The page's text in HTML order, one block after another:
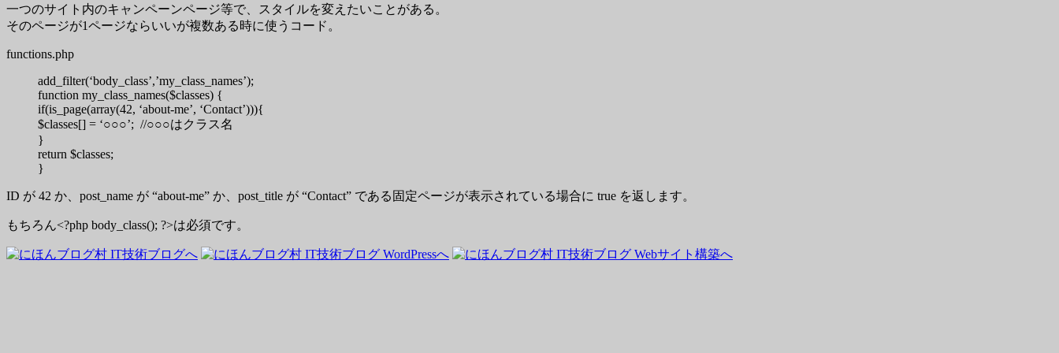
一つのサイト内のキャンペーンページ等で、スタイルを変えたいことがある。
そのページが1ページならいいが複数ある時に使うコード。
functions.php
add_filter(‘body_class’,’my_class_names’);
function my_class_names($classes) {
if(is_page(array(42, ‘about-me’, ‘Contact’))){
$classes[] = ‘○○○’; //○○○はクラス名
}
return $classes;
}
ID が 42 か、post_name が “about-me” か、post_title が “Contact” である固定ページが表示されている場合に true を返します。
もちろん<?php body_class(); ?>は必須です。